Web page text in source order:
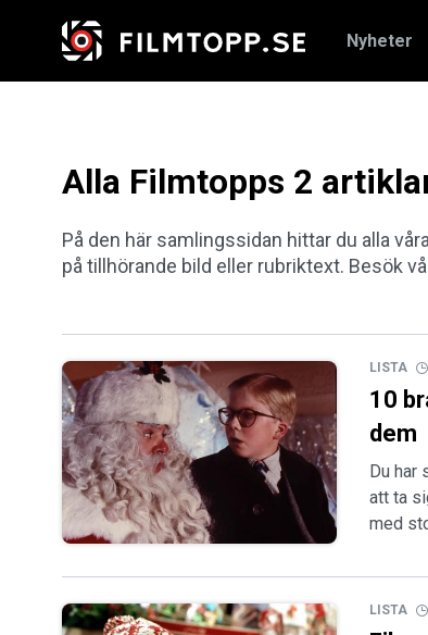
Nyheter
Alla Filmtopps 2
På den här samlingssidan hittar du alla
på tillhörande bild eller rubriktext. Besök
LISTA
10
dem
Du har
att ta
med
LISTA